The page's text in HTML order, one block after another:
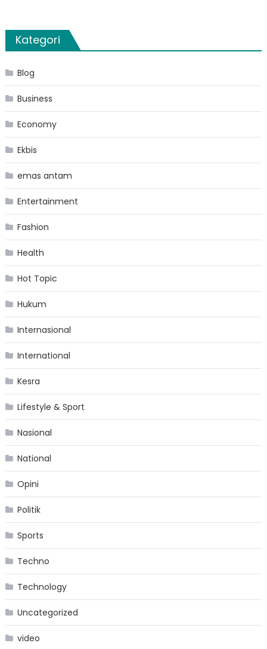
Kategori
Blog
Business
Economy
Ekbis
emas antam
Entertainment
Fashion
Health
Hot Topic
Hukum
Internasional
International
Kesra
Lifestyle & Sport
Nasional
National
Opini
Politik
Sports
Techno
Technology
Uncategorized
video